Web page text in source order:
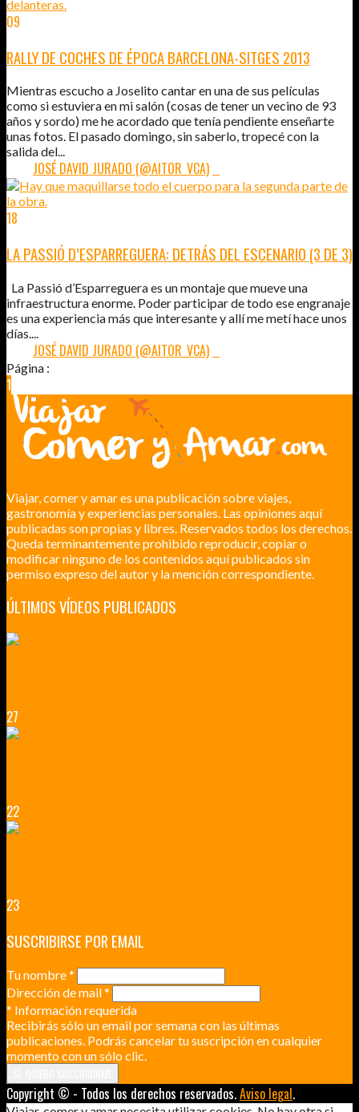
09
RALLY DE COCHES DE ÉPOCA BARCELONA-SITGES 2013
Mientras escucho a Joselito cantar en una de sus películas
como si estuviera en mi salón (cosas de tener un vecino de 93
años y sordo) me he acordado que tenía pendiente enseñarte
unas fotos. El pasado domingo, sin saberlo, tropecé con la
salida del...
JOSÉ DAVID JURADO (@AITOR_VCA)
18
LA PASSIÓ D’ESPARREGUERA: DETRÁS DEL ESCENARIO (3 DE 3)
La Passió d’Esparreguera es un montaje que mueve una
infraestructura enorme. Poder participar de todo ese engranaje
es una experiencia más que interesante y allí me metí hace unos
días....
JOSÉ DAVID JURADO (@AITOR_VCA)
Página :
1
Viajar, comer y amar es una publicación sobre viajes,
gastronomía y experiencias personales. Las opiniones aquí
publicadas son propias y libres. Reservados todos los derechos.
Queda terminantemente prohibido reproducir, copiar o
modificar ninguno de los contenidos aquí publicados sin
permiso expreso del autor y la mención correspondiente.
ÚLTIMOS VÍDEOS PUBLICADOS
27
22
23
SUSCRIBIRSE POR EMAIL
Tu nombre*
Dirección de mail*
* Información requerida
Recibirás sólo un email por semana con las últimas
publicaciones. Podrás cancelar tu suscripción en cualquier
momento con un sólo clic.
Copyright © - Todos los derechos reservados.Aviso legal.